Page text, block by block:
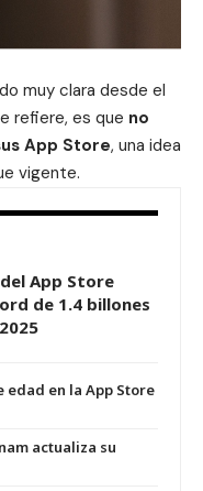
muy clara desde el
refiere, es que no
App Store, una idea
vigente.
App Store
de 1.4 billones
en la App Store
actualiza su